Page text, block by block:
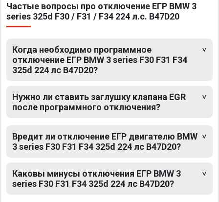
Частые вопросы про отключение ЕГР BMW 3
series 325d F30 / F31 / F34 224 л.с. B47D20
Когда необходимо программное
отключение ЕГР BMW 3 series F30 F31 F34
325d 224 лс B47D20?
Нужно ли ставить заглушку клапана EGR
после программного отключения?
Вредит ли отключение ЕГР двигателю BMW
3 series F30 F31 F34 325d 224 лс B47D20?
Каковы минусы отключения ЕГР BMW 3
series F30 F31 F34 325d 224 лс B47D20?